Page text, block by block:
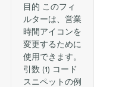
目的 このフィ
ルターは、営業
時間アイコンを
変更するために
使用できます。
引数 (1) コード
スニペットの例